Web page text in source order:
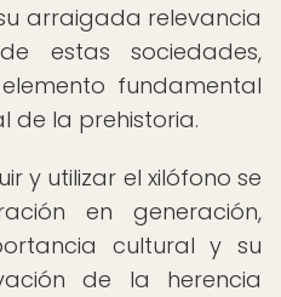
arraigada relevancia
estas sociedades,
fundamental
de la prehistoria.
y utilizar el xilófono se
en generación,
cultural y su
de la herencia